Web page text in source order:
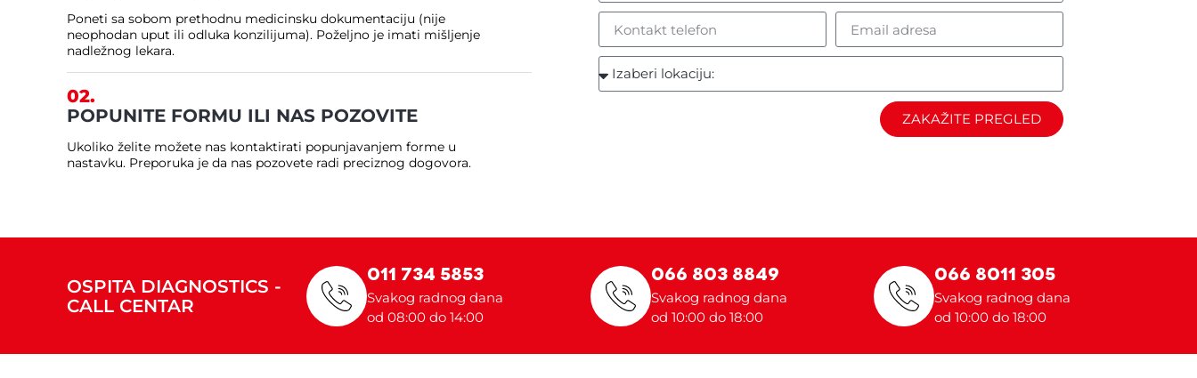
Poneti sa sobom prethodnu medicinsku dokumentaciju (nije
neophodan uput ili odluka konzilijuma). Poželjno je imati mišljenje
nadležnog lekara.
02.
POPUNITE FORMU ILI NAS POZOVITE
Ukoliko želite možete nas kontaktirati popunjavanjem forme u
nastavku. Preporuka je da nas pozovete radi preciznog dogovora.
ZAKAŽITE PREGLED
OSPITA DIAGNOSTICS -
CALL CENTAR
011 734 5853
Svakog radnog dana
od 08:00 do 14:00
066 803 8849
Svakog radnog dana
od 10:00 do 18:00
066 8011 305
Svakog radnog dana
od 10:00 do 18:00